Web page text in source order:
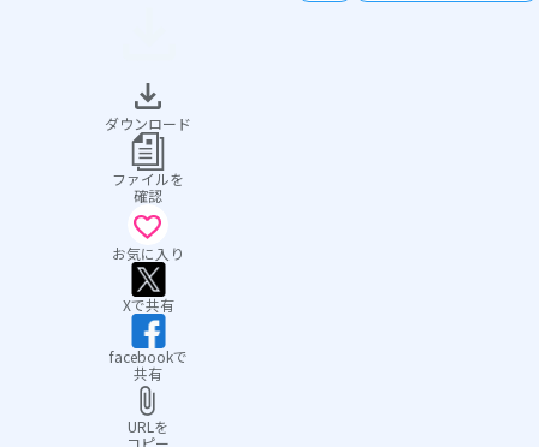
ダウンロード
ファイルを
確認
お気に入り
Xで共有
facebookで
共有
URLを
コピー